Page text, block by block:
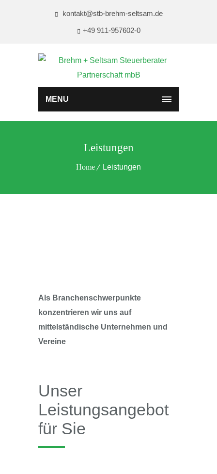
kontakt@stb-brehm-seltsam.de
+49 911-957602-0
MENU
Leistungen
Home Leistungen
Als Branchenschwerpunkte
konzentrieren wir uns auf
mittelständische Unternehmen und
Vereine
Unser
Leistungsangebot
für Sie